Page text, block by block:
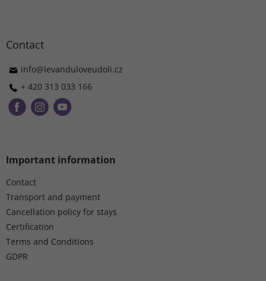
Contact
info@levanduloveudoli.cz
+ 420 313 033 166
Important information
Contact
Transport and payment
Cancellation policy for stays
Certification
Terms and Conditions
GDPR